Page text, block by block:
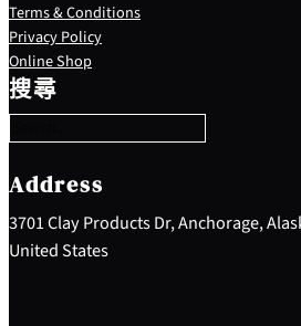
Terms & Conditions
Privacy Policy
Online Shop
搜尋
S
e
a
c
h
Address
3701 Clay Products Dr, Anchorage,
United States